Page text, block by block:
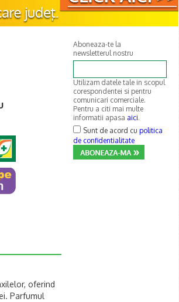
oferind
Parfumul
Aboneaza-te la
newsletterul nostru
Utilizam datele tale in scopul
corespondentei si pentru
comunicari comerciale.
Pentru a citi mai multe
informatii apasa aici.
Sunt de acord cu politica
de confidentialitate